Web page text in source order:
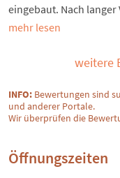
eingebaut. Nach
mehr lesen
weitere
INFO: Bewertungen sind
und anderer Portale.
Wir überprüfen die
Öffnungszeiten